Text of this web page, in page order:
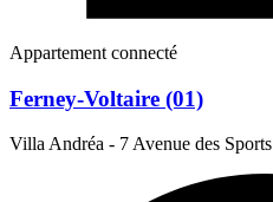
Appartement connecté
Ferney-Voltaire (01)
Villa Andréa - 7 Avenue des Sports